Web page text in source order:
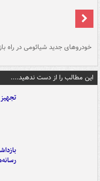
خودروهای جدید شیائومی در راه
این مطالب را از دست ندهید....